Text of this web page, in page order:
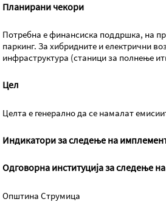
Планирани чекори
Потребна е финансиска поддршка, на
паркинг. За хибридните и електрични
инфраструктура (станици за полнење
Цел
Целта е генерално да се намалат
Индикатори за следење на
Одговорна институција за следење
Општина Струмица